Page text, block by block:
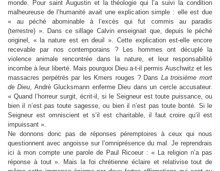
monde. Pour saint Augustin et la théologie qui l’a suivi la condition
malheureuse de l’humanité avait une explication simple : elle est due
« au péché abominable à l’excès qui fut commis au paradis
(terrestre) ». Dans ce sillage Calvin enseignait que, depuis le péché
originel, « la nature est en deuil ». Cette explication est-elle encore
recevable par nos contemporains ? Les hommes ont décuplé la
violence animale rencontrée dans la nature, et leur responsabilité
incombe à leur liberté. Mais pourquoi Dieu a-t-il permis Auschwitz et les
massacres perpétrés par les Kmers rouges ? Dans La troisième mort
de Dieu, André Glucksmann enferme Dieu dans un cercle accusateur.
« Quand l’horreur surgit, écrit-il, si le Seigneur est toute puissance, ou
bien il n’est pas toute sagesse, ou bien il n’est pas toute bonté. Si le
Seigneur est omniscient et s’il est charitable, il faut croire qu’il est
impuissant ».
Ne donnons donc pas de réponses péremptoires à ceux qui nous
questionnent avec angoisse sur l’omniprésence du mal. Je reprendrais
ici à mon compte une parole de Paul Ricoeur : « La religion n’a pas
réponse à tout ». Mais la foi chrétienne éclaire et relativise tout de